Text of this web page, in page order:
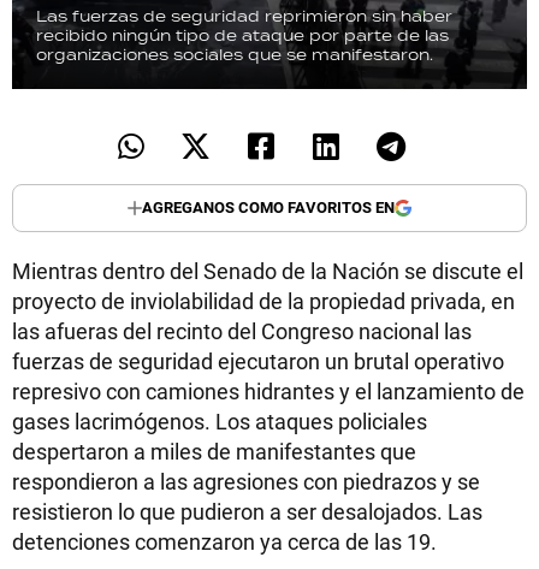
Las fuerzas de seguridad reprimieron sin haber
recibido ningún tipo de ataque por parte de las
organizaciones sociales que se manifestaron.
AGREGANOS COMO FAVORITOS EN
Mientras dentro del Senado de la Nación se discute el
proyecto de inviolabilidad de la propiedad privada, en
las afueras del recinto del Congreso nacional las
fuerzas de seguridad ejecutaron un brutal operativo
represivo con camiones hidrantes y el lanzamiento de
gases lacrimógenos. Los ataques policiales
despertaron a miles de manifestantes que
respondieron a las agresiones con piedrazos y se
resistieron lo que pudieron a ser desalojados. Las
detenciones comenzaron ya cerca de las 19.